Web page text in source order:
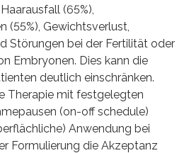
(65%),
(55%), Gewichtsverlust,
Störungen bei der Fertilität oder
Embryonen. Dies kann die
deutlich einschränken.
Therapie mit festgelegten
(on-off schedule)
Anwendung bei
Formulierung die Akzeptanz